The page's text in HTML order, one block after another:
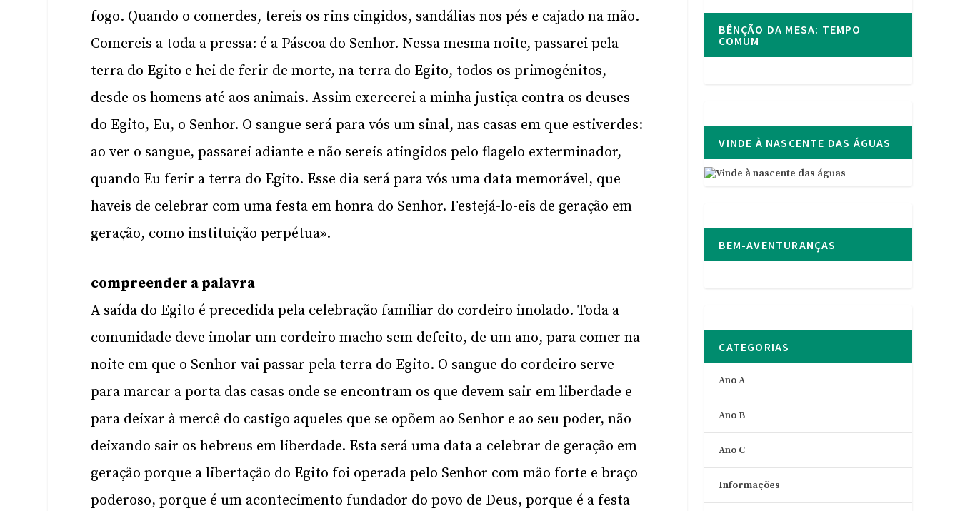
fogo. Quando o comerdes, tereis os rins cingidos, sandálias nos pés e cajado na mão.
Comereis a toda a pressa: é a Páscoa do Senhor. Nessa mesma noite, passarei pela
terra do Egito e hei de ferir de morte, na terra do Egito, todos os primogénitos,
desde os homens até aos animais. Assim exercerei a minha justiça contra os deuses
do Egito, Eu, o Senhor. O sangue será para vós um sinal, nas casas em que estiverdes:
ao ver o sangue, passarei adiante e não sereis atingidos pelo flagelo exterminador,
quando Eu ferir a terra do Egito. Esse dia será para vós uma data memorável, que
haveis de celebrar com uma festa em honra do Senhor. Festejá-lo-eis de geração em
geração, como instituição perpétua».
compreender a palavra
A saída do Egito é precedida pela celebração familiar do cordeiro imolado. Toda a
comunidade deve imolar um cordeiro macho sem defeito, de um ano, para comer na
noite em que o Senhor vai passar pela terra do Egito. O sangue do cordeiro serve
para marcar a porta das casas onde se encontram os que devem sair em liberdade e
para deixar à mercê do castigo aqueles que se opõem ao Senhor e ao seu poder, não
deixando sair os hebreus em liberdade. Esta será uma data a celebrar de geração em
geração porque a libertação do Egito foi operada pelo Senhor com mão forte e braço
poderoso, porque é um acontecimento fundador do povo de Deus, porque é a festa
BÊNÇÃO DA MESA: TEMPO
COMUM
VINDE À NASCENTE DAS ÁGUAS
BEM-AVENTURANÇAS
CATEGORIAS
Ano A
Ano B
Ano C
Informações